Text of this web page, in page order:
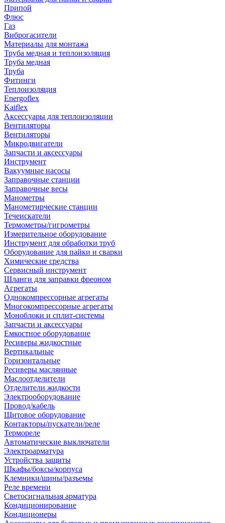
Припой
Флюс
Газ
Виброгасители
Материалы для монтажа
Труба медная и теплоизоляция
Труба медная
Труба
Фитинги
Теплоизоляция
Energoflex
Kaiflex
Аксессуары для теплоизоляции
Вентиляторы
Вентиляторы
Микродвигатели
Запчасти и аксессуары
Инструмент
Вакуумные насосы
Заправочные станции
Заправочные весы
Манометры
Манометирческие станции
Течеискатели
Термометры/гигрометры
Измерительное оборудование
Инструмент для обработки труб
Оборудование для пайки и сварки
Химические средства
Сервисный инструмент
Шланги для заправки фреоном
Агрегаты
Однокомпрессорные агрегаты
Многокомпрессорные агрегаты
Моноблоки и сплит-системы
Запчасти и аксессуары
Емкостное оборудование
Ресиверы жидкостные
Вертикальные
Горизонтальные
Ресиверы маслянные
Маслоотделители
Отделители жидкости
Электрооборудование
Провод/кабель
Щитовое оборудование
Контакторы/пускатели/реле
Термореле
Автоматические выключатели
Электроарматура
Устройства защиты
Шкафы/боксы/корпуса
Клемники/шины/разъемы
Реле времени
Светосигнальная арматура
Кондиционирование
Кондиционеры